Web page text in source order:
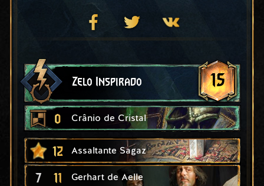
Zelo Inspirado 15
0 Crânio de Cristal
12 Assaltante Sagaz
7 11 Gerhart de Aelle